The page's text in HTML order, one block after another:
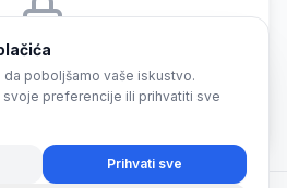
biste odgovorili na ovu temu.
Prijava
poboljšamo vaše iskustvo.
preferencije ili prihvatiti sve
Prihvati sve